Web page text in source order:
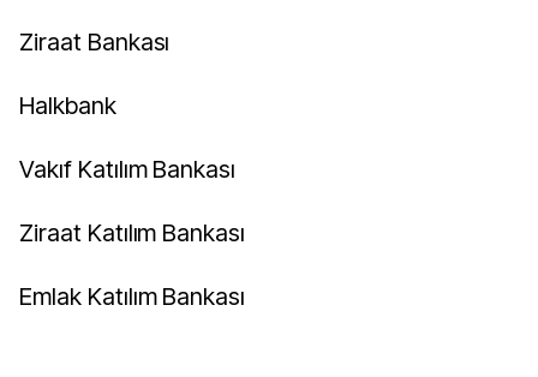
Ziraat Bankası
Halkbank
Vakıf Katılım Bankası
Ziraat Katılım Bankası
Emlak Katılım Bankası